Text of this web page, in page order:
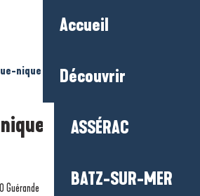
Accueil
Découvrir
ASSÉRAC
BATZ-SUR-MER
nique des Étangs de Sandun
des Étangs de
Guérande